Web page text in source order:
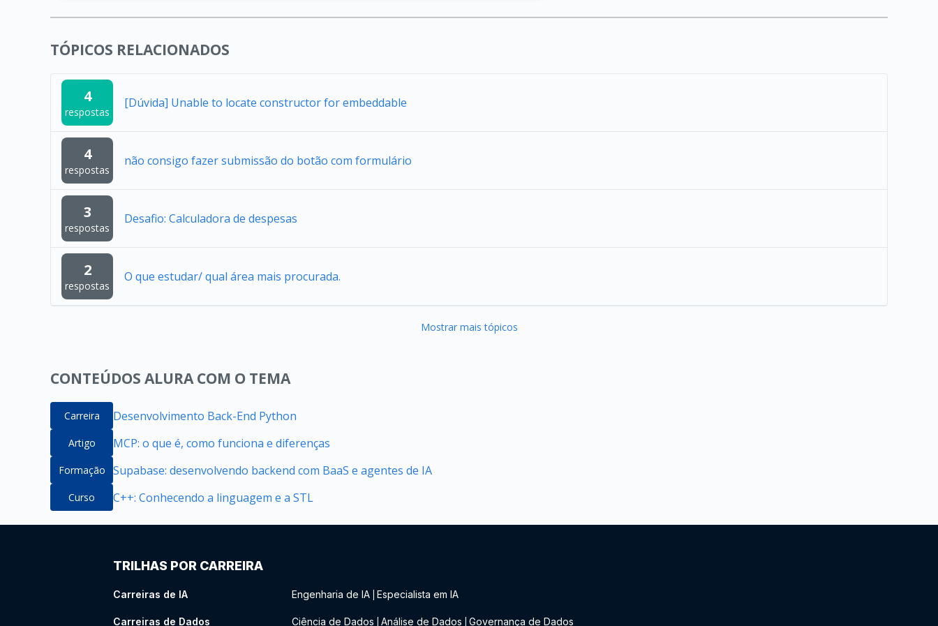
TÓPICOS RELACIONADOS
4
respostas
[Dúvida] Unable to locate constructor for embeddable
4
respostas
não consigo fazer submissão do botão com formulário
3
respostas
Desafio: Calculadora de despesas
2
respostas
O que estudar/ qual área mais procurada.
Mostrar mais tópicos
CONTEÚDOS ALURA COM O TEMA
Carreira Desenvolvimento Back-End Python
Artigo MCP: o que é, como funciona e diferenças
Formação Supabase: desenvolvendo backend com BaaS e agentes de IA
Curso C++: Conhecendo a linguagem e a STL
TRILHAS POR CARREIRA
Carreiras de IA Engenharia de IA Especialista em IA
Carreiras de Dados Ciência de Dados Análise de Dados Governança de Dados